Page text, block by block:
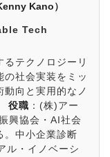
Kano）
Tech
テクノロジーリ
の社会実装をミッ
向と実用的なノ
役職 ： (株)アー
興協会・AI社会
。中小企業診断
ル・イノベーシ